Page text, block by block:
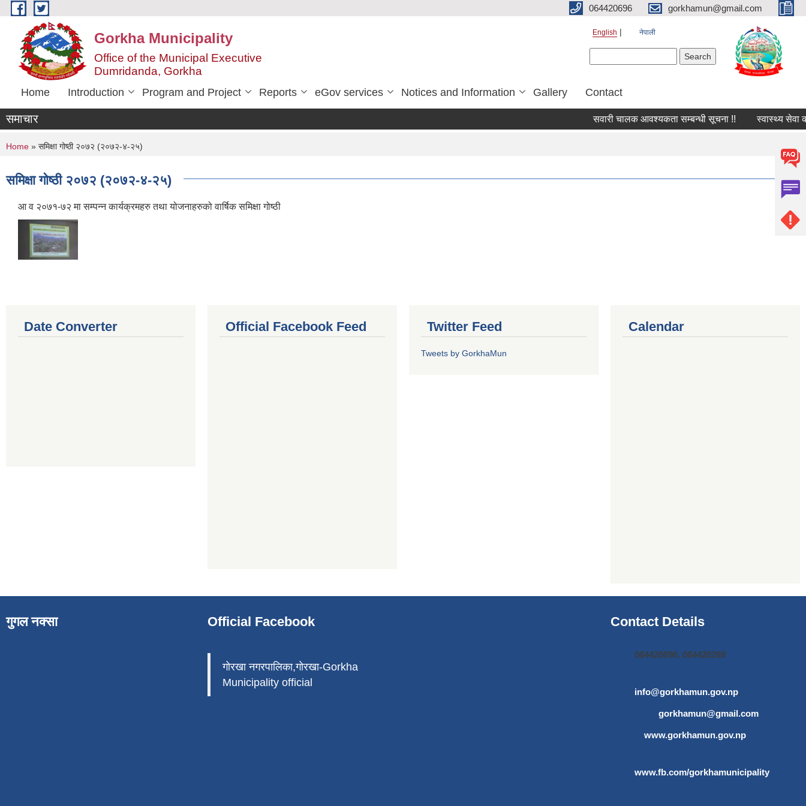
Skip to main content 064420696 gorkhamun@gmail.com
Gorkha Municipality
Office of the Municipal Executive
Dumridanda, Gorkha
English नेपाली
Home Introduction Program and Project Reports eGov services Notices and Information Gallery Contact
समाचार सवारी चालक आवश्यकता सम्बन्धी सूचना !! स्वास्थ्य सेवा
You are here
Home » समिक्षा गोष्ठी २०७२ (२०७२-४-२५)
समिक्षा गोष्ठी २०७२ (२०७२-४-२५)
आ व २०७१-७२ मा सम्पन्न कार्यक्रमहरु तथा योजनाहरुको वार्षिक समिक्षा गोष्ठी
Date Converter Official Facebook Feed Twitter Feed
Tweets by GorkhaMun
Calendar
गुगल नक्सा Official Facebook
गोरखा नगरपालिका,गोरखा-Gorkha
Municipality official
Contact Details
064420696, 064420269
info@gorkhamun.gov.np,
gorkhamun@gmail.com
www.gorkhamun.gov.np
www.fb.com/gorkhamunicipality